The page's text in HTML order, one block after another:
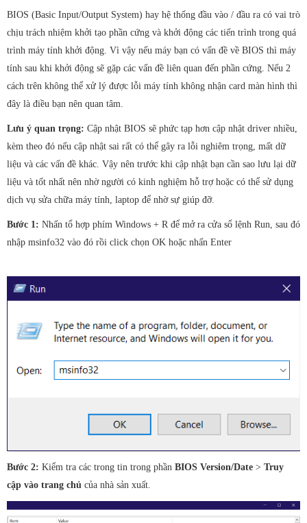
BIOS (Basic Input/Output System) hay hệ thống đầu vào / đầu ra có vai trò
chịu trách nhiệm khởi tạo phần cứng và khởi động các tiến trình trong quá
trình máy tính khởi động. Vì vậy nếu máy bạn có vấn đề về BIOS thì máy
tính sau khi khởi động sẽ gặp các vấn đề liên quan đến phần cứng. Nếu 2
cách trên không thể xử lý được lỗi máy tính không nhận card màn hình thì
đây là điều bạn nên quan tâm.
Lưu ý quan trọng: Cập nhật BIOS sẽ phức tạp hơn cập nhật driver nhiều,
kèm theo đó nếu cập nhật sai rất có thể gây ra lỗi nghiêm trọng, mất dữ
liệu và các vấn đề khác. Vậy nên trước khi cập nhật bạn cần sao lưu lại dữ
liệu và tốt nhất nên nhờ người có kinh nghiệm hỗ trợ hoặc có thể sử dụng
dịch vụ sửa chữa máy tính, laptop để nhờ sự giúp đỡ.
Bước 1: Nhấn tổ hợp phím Windows + R để mở ra cửa sổ lệnh Run, sau đó
nhập msinfo32 vào đó rồi click chọn OK hoặc nhấn Enter
Bước 2: Kiểm tra các trong tin trong phần BIOS Version/Date > Truy
cập vào trang chủ của nhà sản xuất.